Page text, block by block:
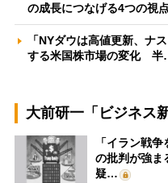
の成長につなげる4つの
「NYダウは高値更新、ナ
する米国株市場の変化
大前研一「ビジネス
「イラン戦
の批判が強ま
疑…